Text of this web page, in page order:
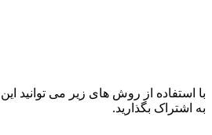
با استفاده از روش های زیر می توانید
به اشتراک بگذارید.